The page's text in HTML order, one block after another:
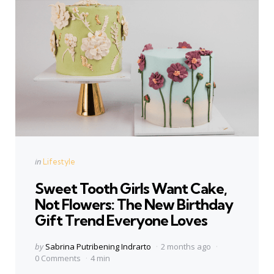
Categories
Posted
in Lifestyle
Sweet Tooth Girls Want Cake,
Not Flowers: The New Birthday
Gift Trend Everyone Loves
Posted
by
by Sabrina Putribening Indrarto
2 months ago
0 Comments
4 min